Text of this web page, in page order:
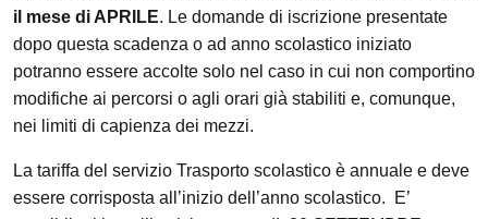
il mese di APRILE. Le domande di iscrizione presentate
dopo questa scadenza o ad anno scolastico iniziato
potranno essere accolte solo nel caso in cui non comportino
modifiche ai percorsi o agli orari già stabiliti e, comunque,
nei limiti di capienza dei mezzi.
La tariffa del servizio Trasporto scolastico è annuale e deve
essere corrisposta all’inizio dell’anno scolastico. E’